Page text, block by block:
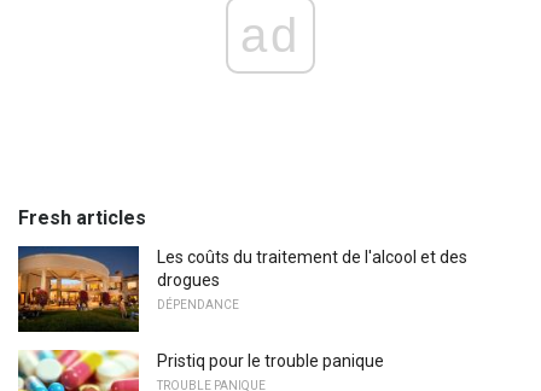
ad
Fresh articles
Les coûts du traitement de l'alcool et des
drogues
DÉPENDANCE
Pristiq pour le trouble panique
TROUBLE PANIQUE